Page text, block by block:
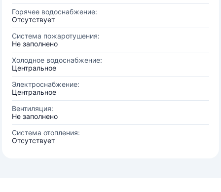
Горячее водоснабжение:
Отсутствует
Система пожаротушения:
Не заполнено
Холодное водоснабжение:
Центральное
Электроснабжение:
Центральное
Вентиляция:
Не заполнено
Система отопления:
Отсутствует